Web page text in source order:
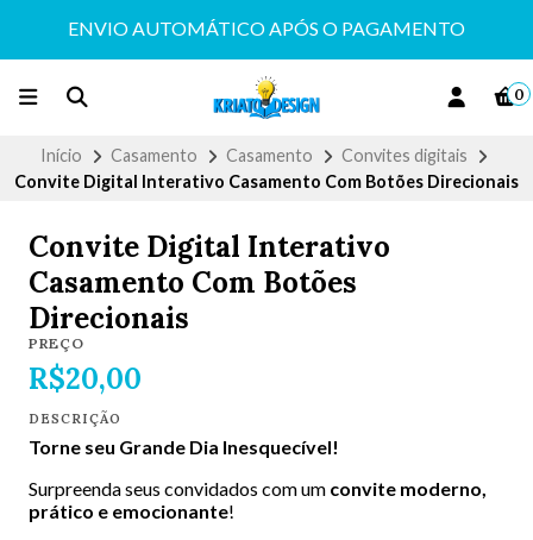
ENVIO AUTOMÁTICO APÓS O PAGAMENTO
0
Início Casamento Casamento
Convites digitais
Convite Digital Interativo Casamento Com Botões Direcionais
Convite Digital Interativo
Casamento Com Botões
Direcionais
PREÇO
R$20,00
DESCRIÇÃO
Torne seu Grande Dia Inesquecível!
Surpreenda seus convidados com um convite moderno,
prático e emocionante!